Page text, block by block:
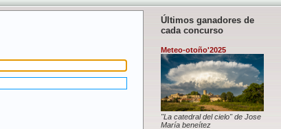
Últimos ganadores de
cada concurso
Meteo-otoño'2025
"La catedral del cielo" de Jose
María beneítez